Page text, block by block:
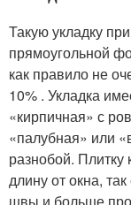
Такую укладку
прямоугольной
как правило не
10% . Укладка
«кирпичная» с
«палубная» или
разнобой. Плитку
длину от окна,